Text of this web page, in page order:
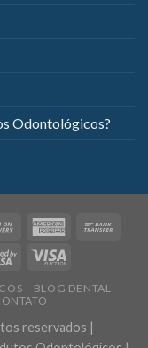
Odontológicos?
BLOG DENTAL
reservados |